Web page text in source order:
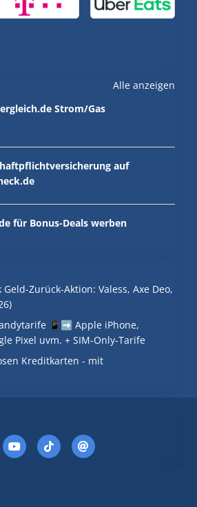
Alle anzeigen
Strom/Gas
auf
für Bonus-Deals werben
Geld-Zurück-Aktion: Valess, Axe Deo,
📱➡️ Apple iPhone,
Pixel uvm. + SIM-Only-Tarife
Kreditkarten - mit